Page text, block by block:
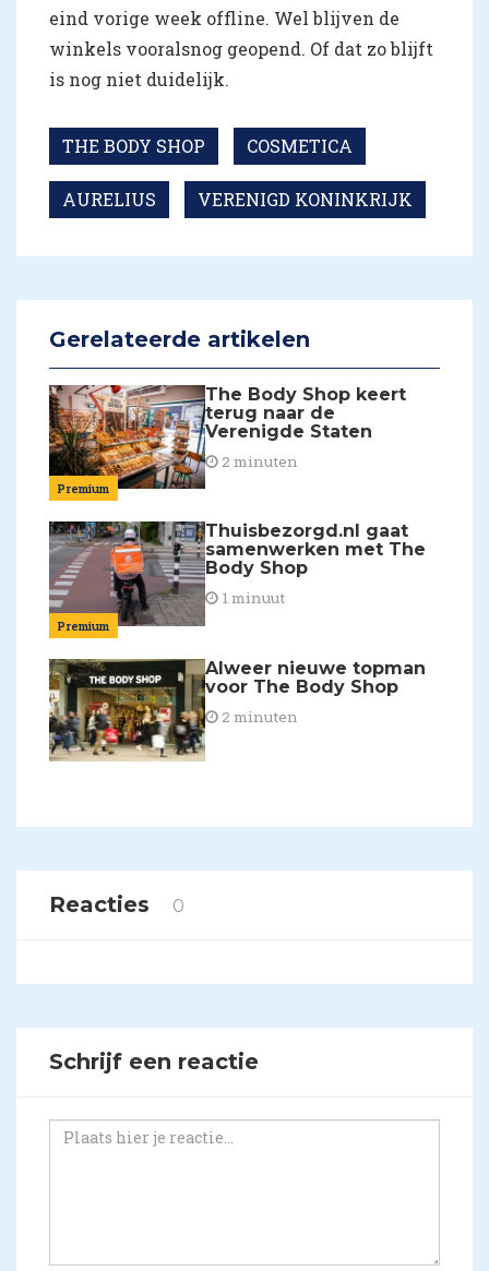
eind vorige week offline. Wel blijven de
winkels vooralsnog geopend. Of dat zo blijft
is nog niet duidelijk.
THE BODY SHOP COSMETICA
AURELIUS VERENIGD KONINKRIJK
Gerelateerde artikelen
Premium
The Body Shop keert
terug naar de
Verenigde Staten
2 minuten
Premium
Thuisbezorgd.nl gaat
samenwerken met The
Body Shop
1 minuut
Alweer nieuwe topman
voor The Body Shop
2 minuten
Reacties 0
Schrijf een reactie